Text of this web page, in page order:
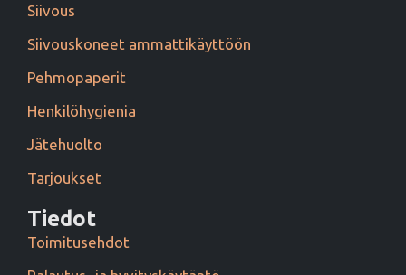
Siivous
Siivouskoneet ammattikäyttöön
Pehmopaperit
Henkilöhygienia
Jätehuolto
Tarjoukset
Tiedot
Toimitusehdot